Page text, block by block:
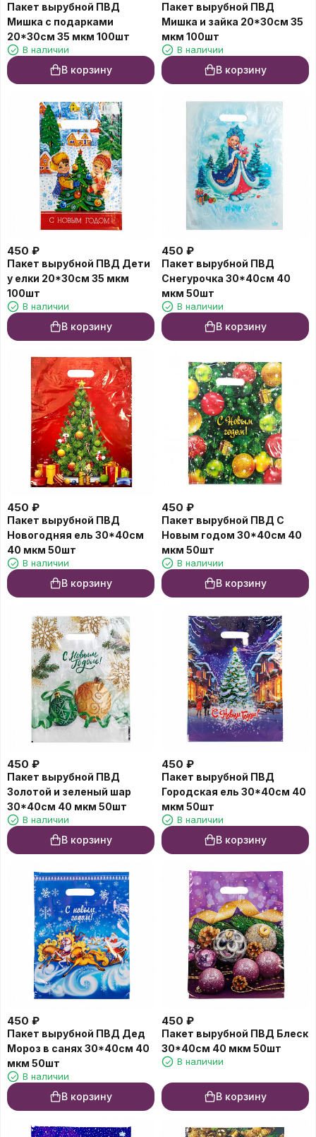
Пакет вырубной ПВД
Мишка с подарками
20*30см 35 мкм 100шт
В наличии
В корзину
Пакет вырубной ПВД
Мишка и зайка 20*30см 35
мкм 100шт
В наличии
В корзину
450 ₽
Пакет вырубной ПВД Дети
у елки 20*30см 35 мкм
100шт
В наличии
В корзину
450 ₽
Пакет вырубной ПВД
Снегурочка 30*40см 40
мкм 50шт
В наличии
В корзину
450 ₽
Пакет вырубной ПВД
Новогодняя ель 30*40см
40 мкм 50шт
В наличии
В корзину
450 ₽
Пакет вырубной ПВД С
Новым годом 30*40см 40
мкм 50шт
В наличии
В корзину
450 ₽
Пакет вырубной ПВД
Золотой и зеленый шар
30*40см 40 мкм 50шт
В наличии
В корзину
450 ₽
Пакет вырубной ПВД
Городская ель 30*40см 40
мкм 50шт
В наличии
В корзину
450 ₽
Пакет вырубной ПВД Дед
Мороз в санях 30*40см 40
мкм 50шт
В наличии
В корзину
450 ₽
Пакет вырубной ПВД Блеск
30*40см 40 мкм 50шт
В наличии
В корзину